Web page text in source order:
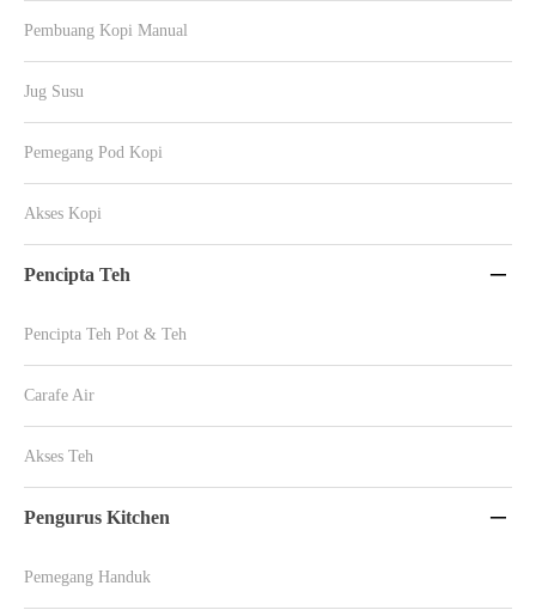
Pembuang Kopi Manual
Jug Susu
Pemegang Pod Kopi
Akses Kopi
Pencipta Teh 
Pencipta Teh Pot & Teh
Carafe Air
Akses Teh
Pengurus Kitchen 
Pemegang Handuk